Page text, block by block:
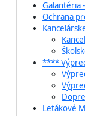
Galantéria
Ochrana
****
Letákové